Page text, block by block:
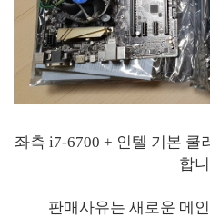
좌측 i7-6700 + 인텔 기본 쿨
합
판매사유는 새로운 메